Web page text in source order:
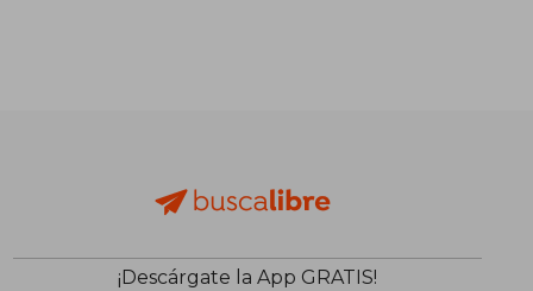
¡Descárgate la App GRATIS!